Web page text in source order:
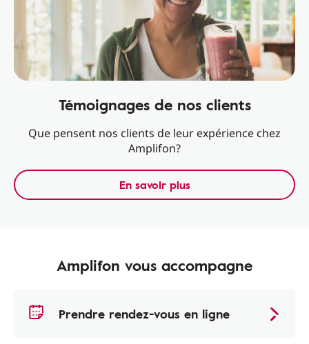
Témoignages de nos clients
Que pensent nos clients de leur expérience chez
Amplifon?
En savoir plus
Amplifon vous accompagne
Prendre rendez-vous en ligne